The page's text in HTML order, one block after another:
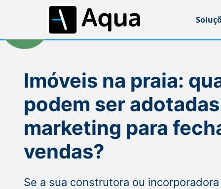
Imóveis na praia:
podem ser
marketing para
vendas?
Se a sua construtora ou